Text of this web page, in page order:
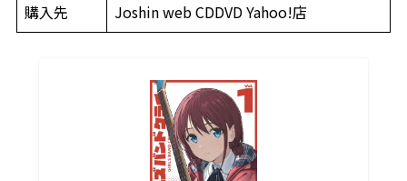
購入先
Joshin web CDDVD Yahoo!店